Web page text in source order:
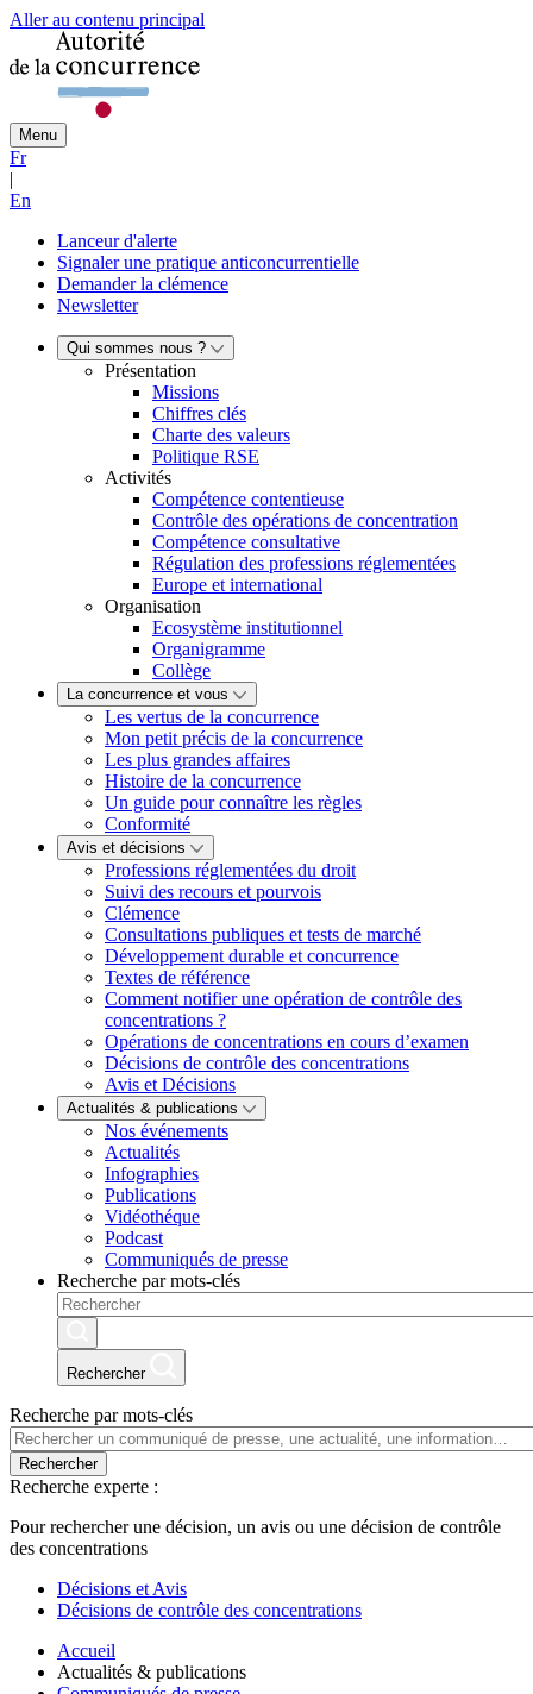
Aller au contenu principal
Menu
Fr
|
En
Lanceur d'alerte
Signaler une pratique anticoncurrentielle
Demander la clémence
Newsletter
Qui sommes nous ?
Présentation
Missions
Chiffres clés
Charte des valeurs
Politique RSE
Activités
Compétence contentieuse
Contrôle des opérations de concentration
Compétence consultative
Régulation des professions réglementées
Europe et international
Organisation
Ecosystème institutionnel
Organigramme
Collège
La concurrence et vous
Les vertus de la concurrence
Mon petit précis de la concurrence
Les plus grandes affaires
Histoire de la concurrence
Un guide pour connaître les règles
Conformité
Avis et décisions
Professions réglementées du droit
Suivi des recours et pourvois
Clémence
Consultations publiques et tests de marché
Développement durable et concurrence
Textes de référence
Comment notifier une opération de contrôle des
concentrations ?
Opérations de concentrations en cours d’examen
Décisions de contrôle des concentrations
Avis et Décisions
Actualités & publications
Nos événements
Actualités
Infographies
Publications
Vidéothéque
Podcast
Communiqués de presse
Recherche par mots-clés
Rechercher
Recherche par mots-clés
Rechercher
Recherche experte :
Pour rechercher une décision, un avis ou une décision de contrôle
des concentrations
Décisions et Avis
Décisions de contrôle des concentrations
Accueil
Actualités & publications